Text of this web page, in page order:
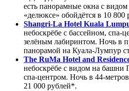
есть панорамные окна с
«делюксе» обойдётся в 10 800
Shangri-La Hotel Kuala
небоскрёбе с бассейном, спа-
зелёным лабиринтом. Ночь в
панорамой на Куала-Лумпур
The RuMa Hotel and
небоскрёбе с видом на башни
спа-центром. Ночь в 44-
21 000 рублей*.